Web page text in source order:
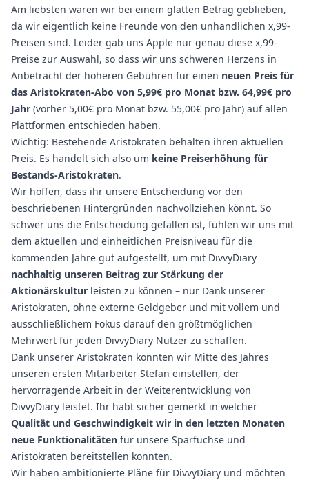
Am liebsten wären wir bei einem glatten Betrag geblieben,
da wir eigentlich keine Freunde von den unhandlichen x,99-
Preisen sind. Leider gab uns Apple nur genau diese x,99-
Preise zur Auswahl, so dass wir uns schweren Herzens in
Anbetracht der höheren Gebühren für einen neuen Preis für
das Aristokraten-Abo von 5,99€ pro Monat bzw. 64,99€ pro
Jahr (vorher 5,00€ pro Monat bzw. 55,00€ pro Jahr) auf allen
Plattformen entschieden haben.
Wichtig: Bestehende Aristokraten behalten ihren aktuellen
Preis. Es handelt sich also um keine Preiserhöhung für
Bestands-Aristokraten.
Wir hoffen, dass ihr unsere Entscheidung vor den
beschriebenen Hintergründen nachvollziehen könnt. So
schwer uns die Entscheidung gefallen ist, fühlen wir uns mit
dem aktuellen und einheitlichen Preisniveau für die
kommenden Jahre gut aufgestellt, um mit DivvyDiary
nachhaltig unseren Beitrag zur Stärkung der
Aktionärskultur leisten zu können – nur Dank unserer
Aristokraten, ohne externe Geldgeber und mit vollem und
ausschließlichem Fokus darauf den größtmöglichen
Mehrwert für jeden DivvyDiary Nutzer zu schaffen.
Dank unserer Aristokraten konnten wir Mitte des Jahres
unseren ersten Mitarbeiter Stefan einstellen, der
hervorragende Arbeit in der Weiterentwicklung von
DivvyDiary leistet. Ihr habt sicher gemerkt in welcher
Qualität und Geschwindigkeit wir in den letzten Monaten
neue Funktionalitäten für unsere Sparfüchse und
Aristokraten bereitstellen konnten.
Wir haben ambitionierte Pläne für DivvyDiary und möchten